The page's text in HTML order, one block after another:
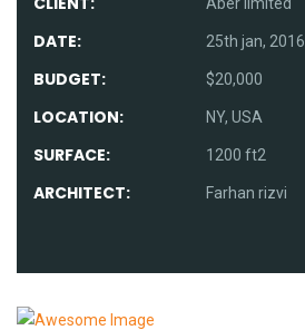
DATE: 25th jan, 2016
BUDGET: $20,000
LOCATION: NY, USA
SURFACE: 1200 ft2
ARCHITECT: Farhan rizvi